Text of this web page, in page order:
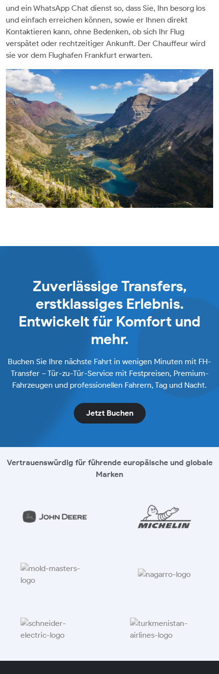
und ein WhatsApp Chat dienst so, dass Sie, Ihn besorg los
und einfach erreichen können, sowie er Ihnen direkt
Kontaktieren kann, ohne Bedenken, ob sich Ihr Flug
verspätet oder rechtzeitiger Ankunft. Der Chauffeur wird
sie vor dem Flughafen Frankfurt erwarten.
Zuverlässige Transfers,
erstklassiges Erlebnis.
Entwickelt für Komfort und
mehr.
Buchen Sie Ihre nächste Fahrt in wenigen Minuten mit FH-
Transfer – Tür-zu-Tür-Service mit Festpreisen, Premium-
Fahrzeugen und professionellen Fahrern, Tag und Nacht.
Jetzt Buchen
Vertrauenswürdig für führende europäische und globale
Marken